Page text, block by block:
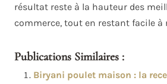
résultat reste à la hauteur des
commerce, tout en restant facile à
Publications Similaires :
Biryani poulet maison : la